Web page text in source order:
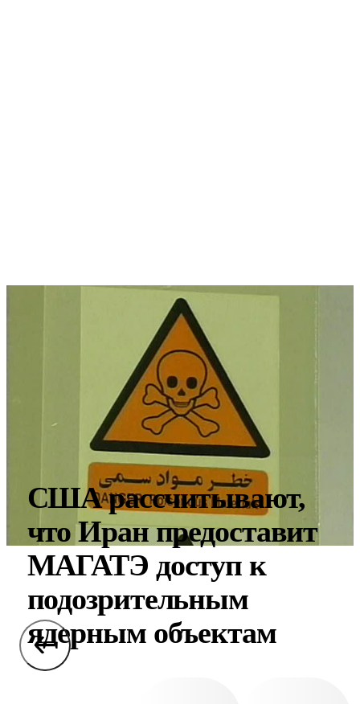
США рассчитывают,
что Иран предоставит
МАГАТЭ доступ к
подозрительным
ядерным объектам